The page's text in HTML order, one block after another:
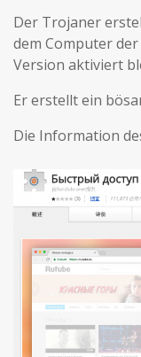
Der Trojaner
dem Computer
Version aktiviert
Er erstellt ein
Die Information